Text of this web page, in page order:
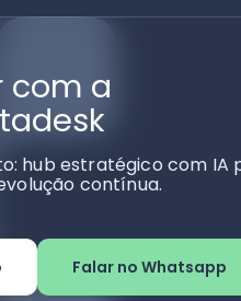
com a
hub estratégico com IA
contínua.
Falar no Whatsapp